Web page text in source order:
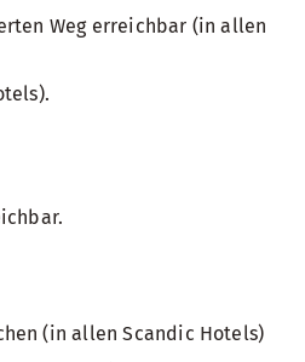
Weg erreichbar (in allen
(in allen Scandic Hotels)